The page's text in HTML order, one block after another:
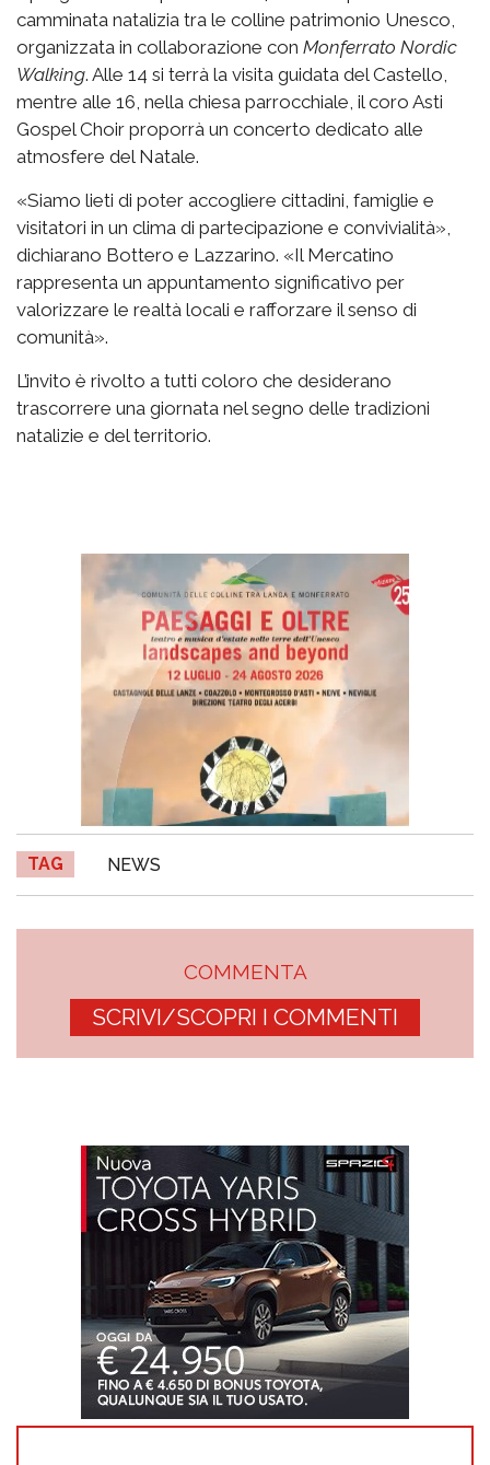
camminata natalizia tra le colline patrimonio Unesco,
organizzata in collaborazione con Monferrato Nordic
Walking. Alle 14 si terrà la visita guidata del Castello,
mentre alle 16, nella chiesa parrocchiale, il coro Asti
Gospel Choir proporrà un concerto dedicato alle
atmosfere del Natale.
«Siamo lieti di poter accogliere cittadini, famiglie e
visitatori in un clima di partecipazione e convivialità»,
dichiarano Bottero e Lazzarino. «Il Mercatino
rappresenta un appuntamento significativo per
valorizzare le realtà locali e rafforzare il senso di
comunità».
L’invito è rivolto a tutti coloro che desiderano
trascorrere una giornata nel segno delle tradizioni
natalizie e del territorio.
TAG NEWS
COMMENTA
SCRIVI/SCOPRI I COMMENTI